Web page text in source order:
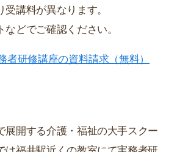
講料が異なります。
どでご確認ください。
者研修講座の資料請求（無料）
展開する介護・福祉の大手スクー